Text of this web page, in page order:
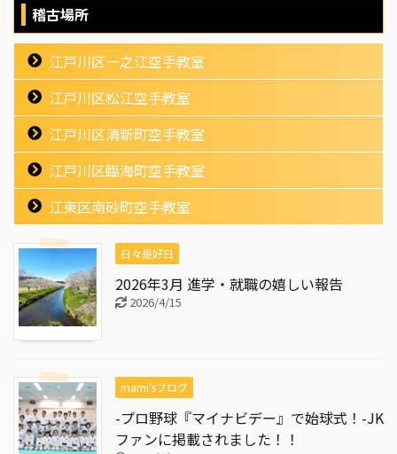
稽古場所
江戸川区一之江空手教室
江戸川区松江空手教室
江戸川区清新町空手教室
江戸川区臨海町空手教室
江東区南砂町空手教室
日々是好日
2026年3月 進学・就職の嬉しい報告
2026/4/15
mami'sブログ
-プロ野球『マイナビデー』で始球式！-JK
ファンに掲載されました！！